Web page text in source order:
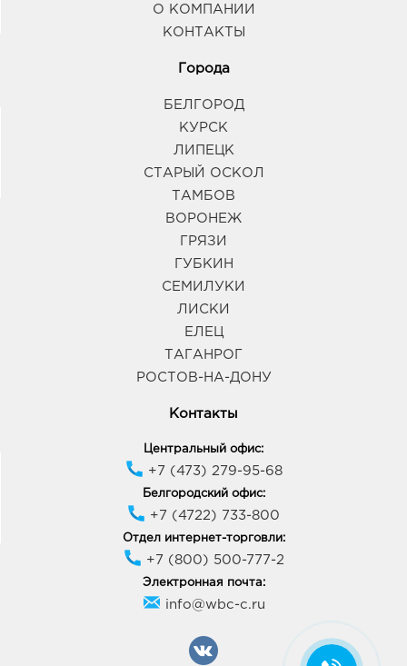
О КОМПАНИИ
КОНТАКТЫ
Города
БЕЛГОРОД
КУРСК
ЛИПЕЦК
СТАРЫЙ ОСКОЛ
ТАМБОВ
ВОРОНЕЖ
ГРЯЗИ
ГУБКИН
СЕМИЛУКИ
ЛИСКИ
ЕЛЕЦ
ТАГАНРОГ
РОСТОВ-НА-ДОНУ
Контакты
Центральный офис:
+7 (473) 279-95-68
Белгородский офис:
+7 (4722) 733-800
Отдел интернет-торговли:
+7 (800) 500-777-2
Электронная почта:
info@wbc-c.ru